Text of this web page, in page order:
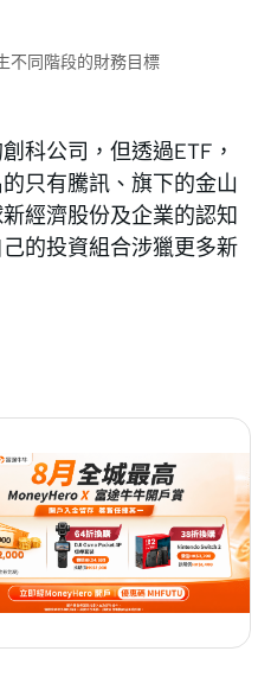
不同階段的財務目標
科公司，但透過ETF，
只有騰訊、旗下的金山
經濟股份及企業的認知
的投資組合涉獵更多新